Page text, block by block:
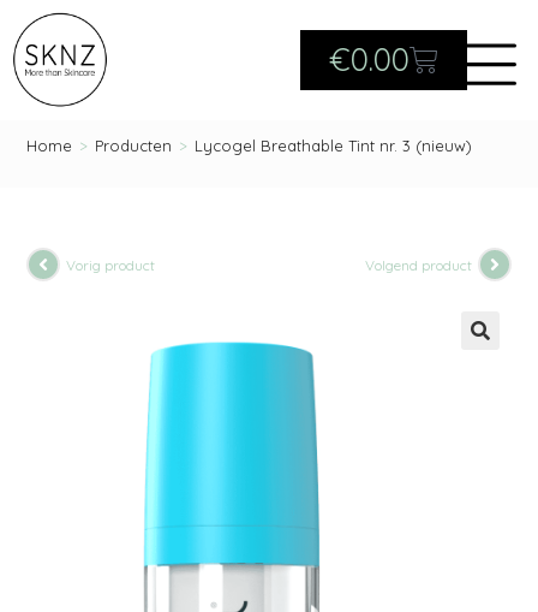
€0.00
Home > Producten > Lycogel Breathable Tint nr. 3 (nieuw)
Vorig product Volgend product